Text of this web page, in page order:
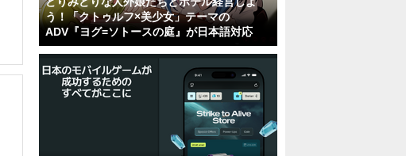
う！「クトゥルフ×美少女」テーマの
ADV『ヨグ=ソトースの庭』が日本語対応